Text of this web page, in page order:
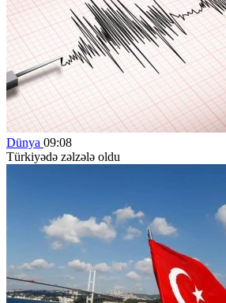
Dünya 09:08
Türkiyədə zəlzələ oldu